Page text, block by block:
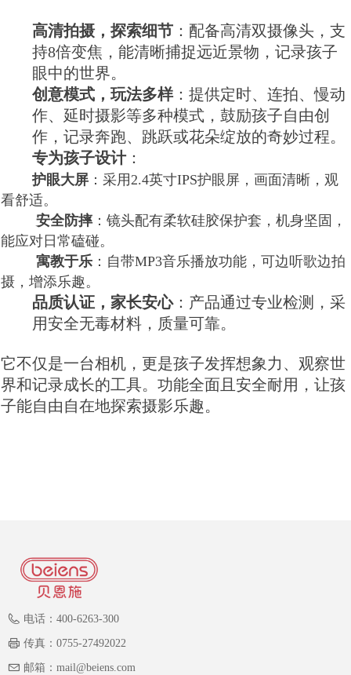
高清拍摄，探索细节 ：配备高清双摄像头，支
持8倍变焦，能清晰捕捉远近景物，记录孩子
眼中的世界。
创意模式，玩法多样：提供定时、连拍、慢动
作、延时摄影等多种模式，鼓励孩子自由创
作，记录奔跑、跳跃或花朵绽放的奇妙过程。
专为孩子设计：
护眼大屏 ：采用2.4英寸IPS护眼屏，画面清晰，观
看舒适。
安全防摔：镜头配有柔软硅胶保护套，机身坚固，
能应对日常磕碰。
寓教于乐 ：自带MP3音乐播放功能，可边听歌边拍
摄，增添乐趣。
品质认证，家长安心：产品通过专业检测，采
用安全无毒材料，质量可靠。
它不仅是一台相机，更是孩子发挥想象力、观察世
界和记录成长的工具。功能全面且安全耐用，让孩
子能自由自在地探索摄影乐趣。
电话： 400-6263-300
传真： 0755-27492022
邮箱： mail@beiens.com